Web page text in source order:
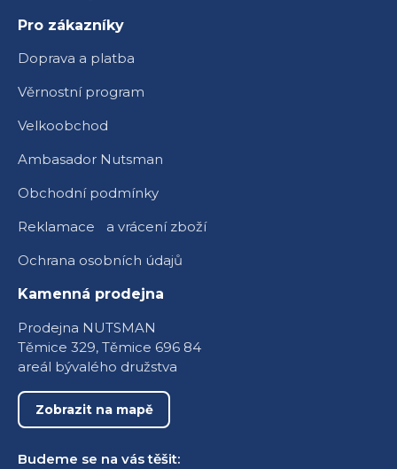
Pro zákazníky
Doprava a platba
Věrnostní program
Velkoobchod
Ambasador Nutsman
Obchodní podmínky
Reklamace a vrácení zboží
Ochrana osobních údajů
Kamenná prodejna
Prodejna NUTSMAN
Těmice 329, Těmice 696 84
areál bývalého družstva
Zobrazit na mapě
Budeme se na vás těšit: